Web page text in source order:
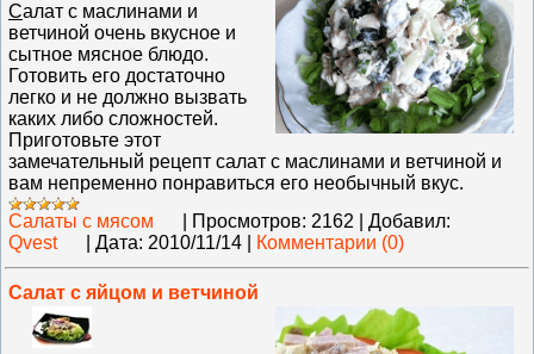
Салат с маслинами и
ветчиной очень вкусное и
сытное мясное блюдо.
Готовить его достаточно
легко и не должно вызвать
каких либо сложностей.
Приготовьте этот
замечательный рецепт салат с маслинами и ветчиной и
вам непременно понравиться его необычный вкус.
Салаты с мясом
Просмотров: 2162
Добавил:
Qvest
Дата: 2010/11/14 Комментарии (0)
Салат с яйцом и ветчиной